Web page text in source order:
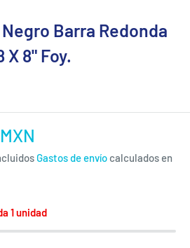
Barra Redonda
8" Foy.
Gastos de envío calculados en
1 unidad